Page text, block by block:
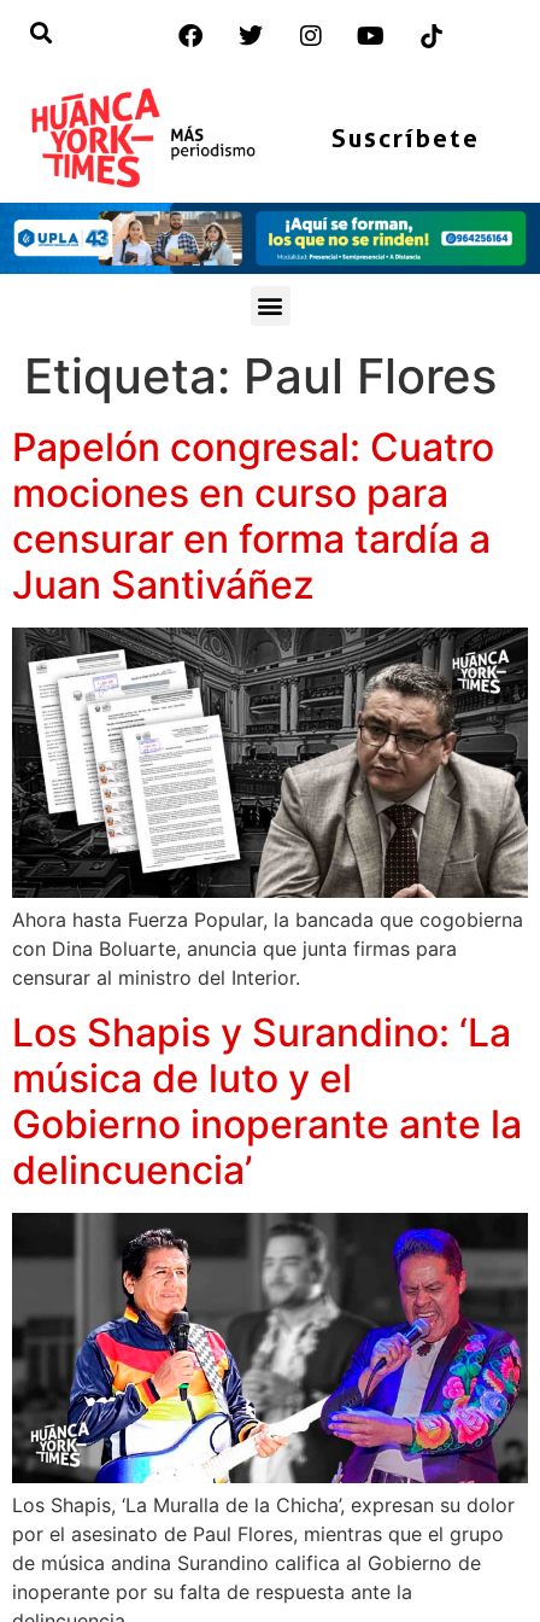
Suscríbete
Etiqueta: Paul Flores
Papelón congresal: Cuatro
mociones en curso para
censurar en forma tardía a
Juan Santiváñez
Ahora hasta Fuerza Popular, la bancada que cogobierna
con Dina Boluarte, anuncia que junta firmas para
censurar al ministro del Interior.
Los Shapis y Surandino: ‘La
música de luto y el
Gobierno inoperante ante la
delincuencia’
Los Shapis, ‘La Muralla de la Chicha’, expresan su dolor
por el asesinato de Paul Flores, mientras que el grupo
de música andina Surandino califica al Gobierno de
inoperante por su falta de respuesta ante la